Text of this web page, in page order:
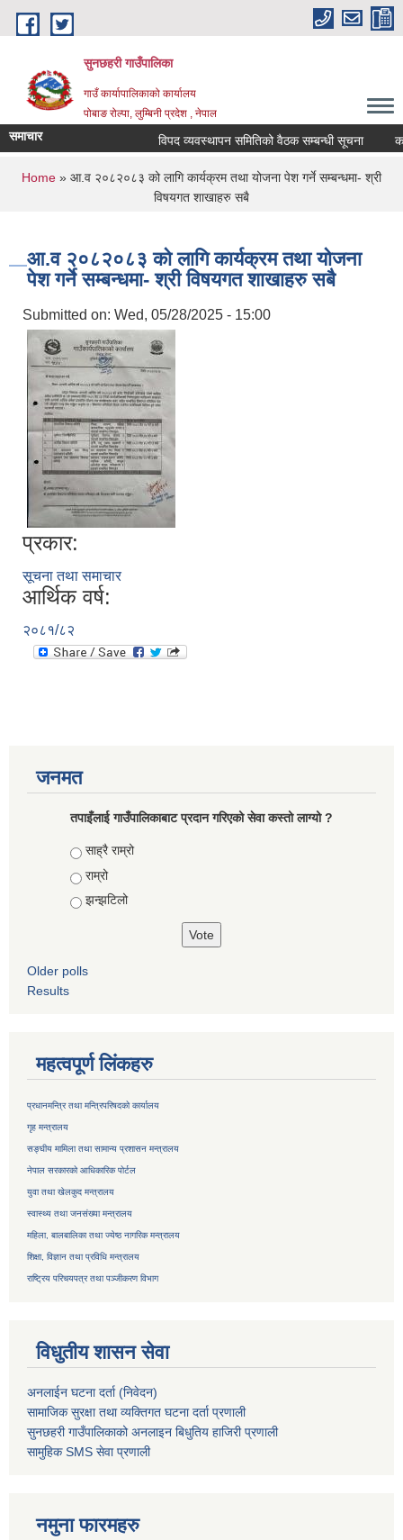
Skip to main content
सुनछहरी गाउँपालिका
गाउँ कार्यापालिकाको कार्यालय
पोबाङ रोल्पा, लुम्बिनी प्रदेश , नेपाल
समाचार विपद व्यवस्थापन समितिको वैठक सम्बन्धी सूचना
You are here
Home » आ.व २०८२०८३ को लागि कार्यक्रम तथा योजना पेश गर्ने सम्बन्धमा- श्री
विषयगत शाखाहरु सबै
आ.व २०८२०८३ को लागि कार्यक्रम तथा योजना
पेश गर्ने सम्बन्धमा- श्री विषयगत शाखाहरु सबै
Submitted on: Wed, 05/28/2025 - 15:00
प्रकार:
सूचना तथा समाचार
आर्थिक वर्ष:
२०८१/८२
जनमत
तपाइँलाई गाउँपालिकाबाट प्रदान गरिएको सेवा कस्तो लाग्यो ?
Choices
साह्रै राम्रो
राम्रो
झन्झटिलो
Older polls
Results
महत्वपूर्ण लिंकहरु
प्रधानमन्त्रि तथा मन्त्रिपरिषदको कार्यालय
गृह मन्त्रालय
सङ्घीय मामिला तथा सामान्य प्रशासन मन्त्रालय
नेपाल सरकारको आधिकारिक पोर्टल
युवा तथा खेलकुद मन्त्रालय
स्वास्थ्य तथा जनसंख्या मन्त्रालय
महिला, बालबालिका तथा ज्येष्ठ नागरिक मन्त्रालय
शिक्षा, विज्ञान तथा प्रविधि मन्त्रालय
राष्ट्रिय परिचयपत्र तथापञ्जीकरण विभाग
विधुतीय शासन सेवा
अनलाईन घटना दर्ता (निवेदन)
सामाजिक सुरक्षा तथा व्यक्तिगत घटना दर्ताप्रणाली
सुनछहरी गाउँपालिकाको अनलाइन बिधुतिय हाजिरी प्रणाली
सामुहिकSMS सेवाप्रणाली
नमुना फारमहरु